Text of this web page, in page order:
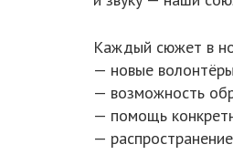
Каждый сюжет в
— новые
— возможность
— помощь
—